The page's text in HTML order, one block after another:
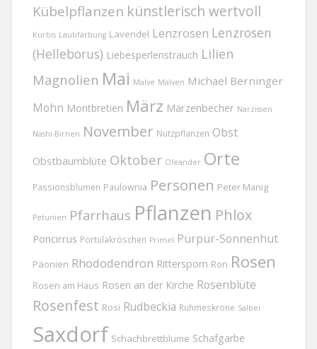
Kübelpflanzen künstlerisch wertvoll
Kürbis Laubfärbung Lavendel Lenzrosen Lenzrosen
(Helleborus) Liebesperlenstrauch Lilien
Magnolien Mai Malve Malven Michael Berninger
Mohn Montbretien März Märzenbecher Narzissen
Nashi-Birnen November Nutzpflanzen Obst
Obstbaumblüte Oktober Oleander Orte
Passionsblumen Paulownia Personen Peter Manig
Petunien Pfarrhaus Pflanzen Phlox
Poncirrus Portulakröschen Primel Purpur-Sonnenhut
Päonien Rhododendron Rittersporn Ron Rosen
Rosen am Haus Rosen an der Kirche Rosenblüte
Rosenfest Rosi Rudbeckia Ruhmeskrone Salbei
Saxdorf Schachbrettblume Schafgarbe